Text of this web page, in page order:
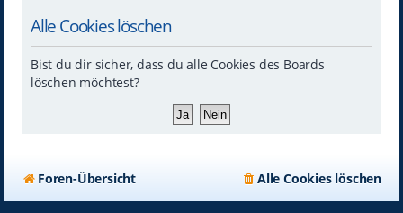
Alle Cookies löschen
Bist du dir sicher, dass du alle Cookies des Boards
löschen möchtest?
Foren-Übersicht Alle Cookies löschen